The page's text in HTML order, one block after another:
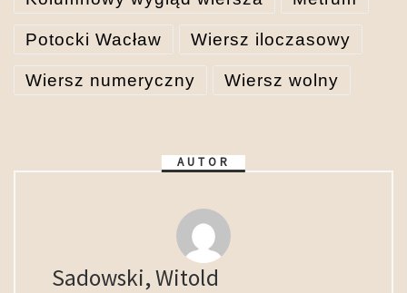
Potocki Wacław Wiersz iloczasowy
Wiersz numeryczny Wiersz wolny
AUTOR
Sadowski, Witold